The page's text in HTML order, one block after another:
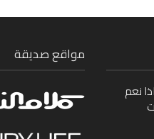
مواقع صديقة
نعم